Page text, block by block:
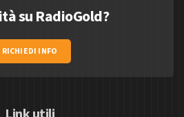
su RadioGold?
RICHIEDI INFO